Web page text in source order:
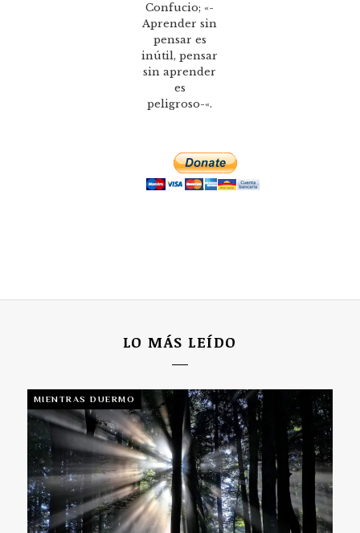
Confucio; «-
Aprender sin
pensar es
inútil, pensar
sin aprender
es
peligroso-«.
LO MÁS LEÍDO
MIENTRAS DUERMO